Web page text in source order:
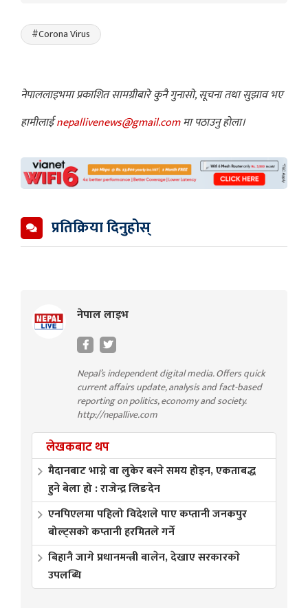
#Corona Virus
नेपाललाइभमा प्रकाशित सामग्रीबारे कुनै गुनासो, सूचना तथा सुझाव भए
हामीलाईnepallivenews@gmail.comमा पठाउनु होला।
प्रतिक्रिया दिनुहोस्
नेपाल लाइभ
Nepal’s independent digital media. Offers quick
current affairs update, analysis and fact-based
reporting on politics, economy and society.
http://nepallive.com
लेखकबाट थप
मैदानबाट भाग्ने वा लुकेर बस्ने समय होइन, एकताबद्ध
हुने बेला हो : राजेन्द्र लिङदेन
एनपिएलमा पहिलो विदेशले पाए कप्तानी जनकपुर
बोल्ट्सको कप्तानी हरमितले गर्ने
बिहानै जागे प्रधानमन्त्री बालेन, देखाए सरकारकाे
उपलब्धि